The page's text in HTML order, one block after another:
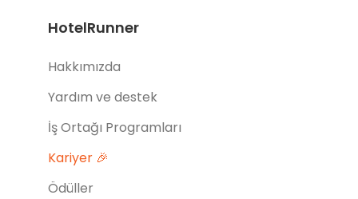
HotelRunner
Hakkımızda
Yardım ve destek
İş Ortağı Programları
Kariyer 🎉
Ödüller